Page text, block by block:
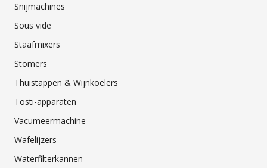
Snijmachines
Sous vide
Staafmixers
Stomers
Thuistappen & Wijnkoelers
Tosti-apparaten
Vacumeermachine
Wafelijzers
Waterfilterkannen